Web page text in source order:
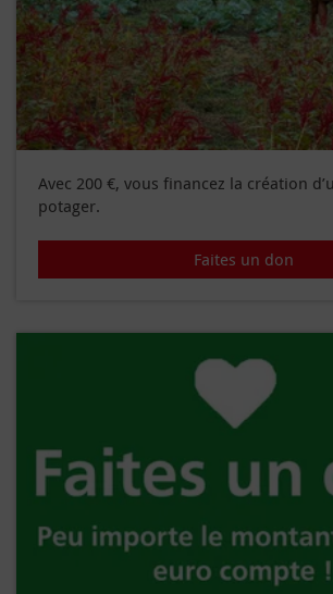
Avec 200 €, vous financez la création
potager.
Faites un don